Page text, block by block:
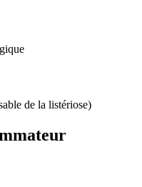
de la listériose)